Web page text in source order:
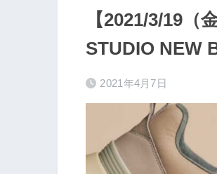
【2021/3/19（
STUDIO NEW
2021年4月7日